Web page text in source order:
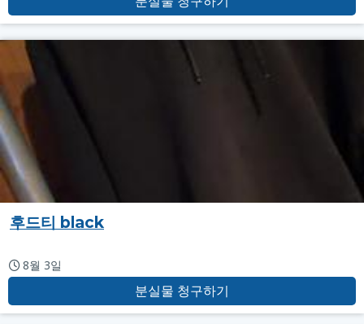
후드티 black
8월 3일
분실물 청구하기